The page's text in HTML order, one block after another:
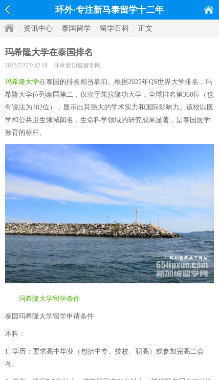
环外·专注新马泰留学十二年
资讯中心 泰国留学 留学百科 正文
玛希隆大学在泰国排名
2025/7/27 9:42:18 环外新加坡留学网
玛希隆大学在泰国的排名相当靠前。根据2025年QS世界大学排名，玛
希隆大学位列泰国第二，仅次于朱拉隆功大学，全球排名第368位（也
有说法为382位），显示出其强大的学术实力和国际影响力。该校以医
学和公共卫生领域闻名，生命科学领域的研究成果显著，是泰国医学
教育的标杆。
玛希隆大学留学条件
泰国玛希隆大学留学申请条件
本科：
1. 学历：要求高中毕业（包括中专、技校、职高）或参加完高二会
考。